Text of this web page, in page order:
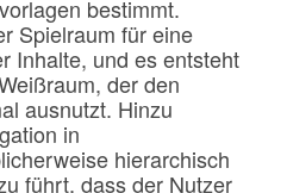
bestimmt.
Spielraum für eine
Inhalte, und es entsteht
der den
ausnutzt. Hinzu
in
hierarchisch
führt, dass der Nutzer